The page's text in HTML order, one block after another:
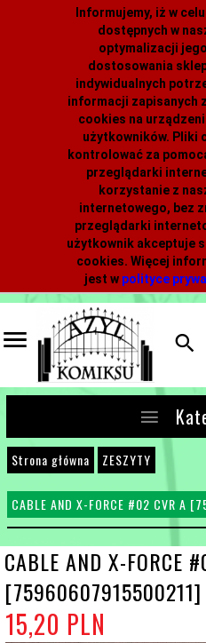
Informujemy, iż w
dostępnych w
optymalizacji
dostosowania
indywidualnych
informacji zapisanych
cookies na
użytkowników. Pliki
kontrolować za
przeglądarki
korzystanie z
internetowego, bez
przeglądarki
użytkownik akceptuje
cookies. Więcej
jest w polityce
Strona główna ZESZYTY
CABLE AND X-FORCE #02 CVR A
CABLE AND X-FORCE
[75960607915500211]
15,20 PLN